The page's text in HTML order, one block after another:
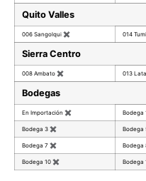
Quito Valles
006 Sangolqui ✖ 014
Sierra Centro
008 Ambato ✖ 013
Bodegas
En Importación ✖ Bodega
Bodega 3 ✖ Bodega
Bodega 7 ✖ Bodega
Bodega 10 ✖ Bodega